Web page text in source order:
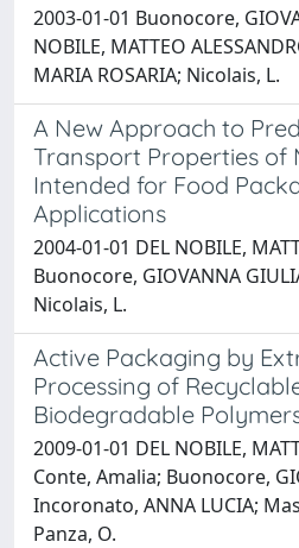
2003-01-01 Buonocore,
NOBILE, MATTEO
MARIA ROSARIA; Nicolais, L.
A New Approach to
Transport Properties of
Intended for Food
Applications
2004-01-01 DEL NOBILE,
Buonocore, GIOVANNA
Nicolais, L.
Active Packaging by
Processing of
Biodegradable
2009-01-01 DEL NOBILE,
Conte, Amalia; Buonocore,
Incoronato, ANNA LUCIA;
Panza, O.